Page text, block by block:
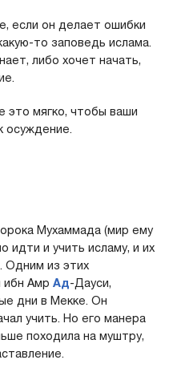
если он делает ошибки
то заповедь ислама.
либо хочет начать,
это мягко, чтобы ваши
осуждение.
Мухаммада (мир ему
идти и учить исламу, и их
Одним из этих
ибн Амр Ад-Дауси,
дни в Мекке. Он
учить. Но его манера
походила на муштру,